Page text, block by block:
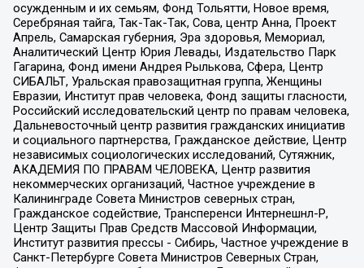
осужденным и их семьям, Фонд Тольятти, Новое время,
Серебряная тайга, Так-Так-Так, Сова, центр Анна, Проект
Апрель, Самарская губерния, Эра здоровья, Мемориал,
Аналитический Центр Юрия Левады, Издательство Парк
Гагарина, Фонд имени Андрея Рылькова, Сфера, Центр
СИБАЛЬТ, Уральская правозащитная группа, Женщины
Евразии, Институт прав человека, Фонд защиты гласности,
Российский исследовательский центр по правам человека,
Дальневосточный центр развития гражданских инициатив
и социального партнерства, Гражданское действие, Центр
независимых социологических исследований, Сутяжник,
АКАДЕМИЯ ПО ПРАВАМ ЧЕЛОВЕКА, Центр развития
некоммерческих организаций, Частное учреждение в
Калининграде Совета Министров северных стран,
Гражданское содействие, Трансперенси Интернешнл-Р,
Центр Защиты Прав Средств Массовой Информации,
Институт развития прессы - Сибирь, Частное учреждение в
Санкт-Петербурге Совета Министров Северных Стран,